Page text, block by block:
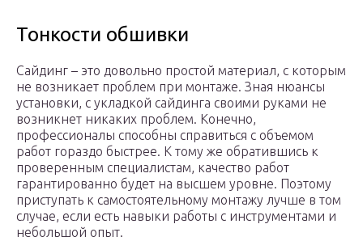
Тонкости обшивки
Сайдинг – это довольно простой материал, с которым
не возникает проблем при монтаже. Зная нюансы
установки, с укладкой сайдинга своими руками не
возникнет никаких проблем. Конечно,
профессионалы способны справиться с объемом
работ гораздо быстрее. К тому же обратившись к
проверенным специалистам, качество работ
гарантированно будет на высшем уровне. Поэтому
приступать к самостоятельному монтажу лучше в том
случае, если есть навыки работы с инструментами и
небольшой опыт.